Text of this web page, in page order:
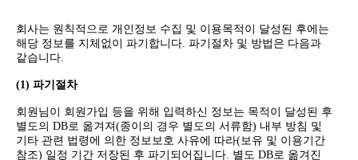
회사는 원칙적으로 개인정보 수집 및 이용목적이 달성된 후에는
해당 정보를 지체없이 파기합니다. 파기절차 및 방법은 다음과
같습니다.
(1) 파기절차
회원님이 회원가입 등을 위해 입력하신 정보는 목적이 달성된 후
별도의 DB로 옮겨져(종이의 경우 별도의 서류함) 내부 방침 및
기타 관련 법령에 의한 정보보호 사유에 따라(보유 및 이용기간
참조) 일정 기간 저장된 후 파기되어집니다. 별도 DB로 옮겨진